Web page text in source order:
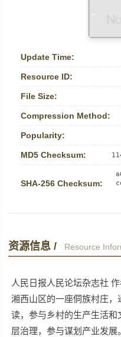
Update Time:
Resource ID:
File Size:
Compression Method:
Popularity:
MD5 Checksum:
SHA-256 Checksum:
资源信息 / Resource
人民日报人民论坛杂志社
湘西山区的一座侗族村庄
读，参与乡村的生产生活
层治理，参与谋划产业发